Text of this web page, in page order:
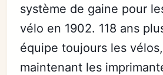
système de gaine pour
vélo en 1902. 118 ans
équipe toujours les
maintenant les